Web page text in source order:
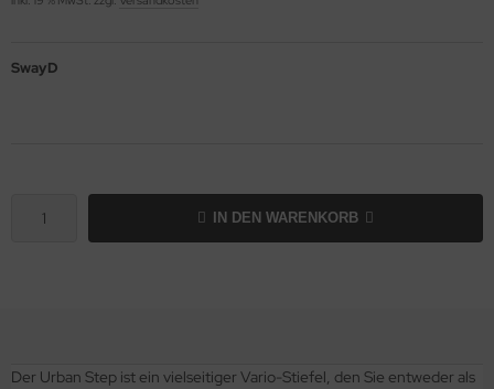
SwayD
IN DEN WARENKORB
Der Urban Step ist ein vielseitiger Vario-Stiefel, den Sie entweder als